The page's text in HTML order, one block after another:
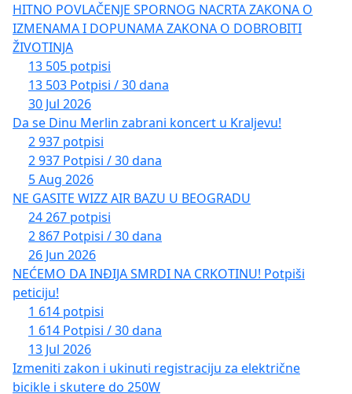
HITNO POVLAČENJE SPORNOG NACRTA ZAKONA O
IZMENAMA I DOPUNAMA ZAKONA O DOBROBITI
ŽIVOTINJA
13 505 potpisi
13 503 Potpisi / 30 dana
30 Jul 2026
Da se Dinu Merlin zabrani koncert u Kraljevu!
2 937 potpisi
2 937 Potpisi / 30 dana
5 Aug 2026
NE GASITE WIZZ AIR BAZU U BEOGRADU
24 267 potpisi
2 867 Potpisi / 30 dana
26 Jun 2026
NEĆEMO DA INĐIJA SMRDI NA CRKOTINU! Potpiši
peticiju!
1 614 potpisi
1 614 Potpisi / 30 dana
13 Jul 2026
Izmeniti zakon i ukinuti registraciju za električne
bicikle i skutere do 250W